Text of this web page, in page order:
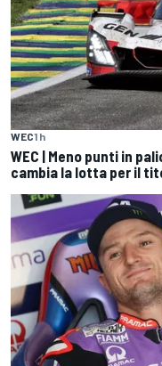
WEC1 h
WEC | Meno punti in
cambia la lotta per il